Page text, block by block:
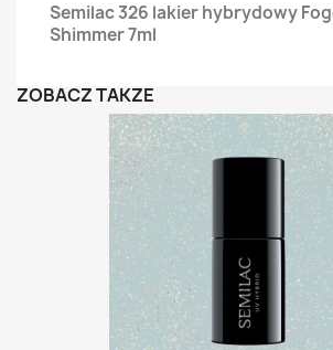
Semilac 326 lakier hybrydowy
Shimmer 7ml
ZOBACZ TAKŻE